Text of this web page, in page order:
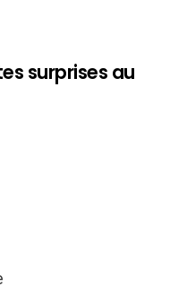
surprises au